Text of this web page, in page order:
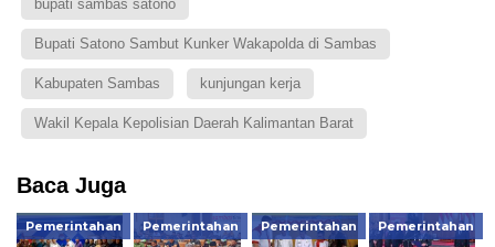
bupati sambas satono
Bupati Satono Sambut Kunker Wakapolda di Sambas
Kabupaten Sambas kunjungan kerja
Wakil Kepala Kepolisian Daerah Kalimantan Barat
Baca Juga
Pemerintahan Pemerintahan Pemerintahan Pemerintahan